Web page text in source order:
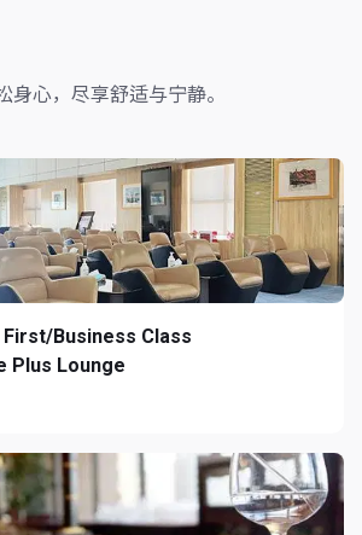
身心，尽享舒适与宁静。
Business Class
Plus Lounge